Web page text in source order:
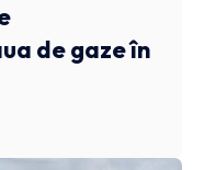
de gaze în